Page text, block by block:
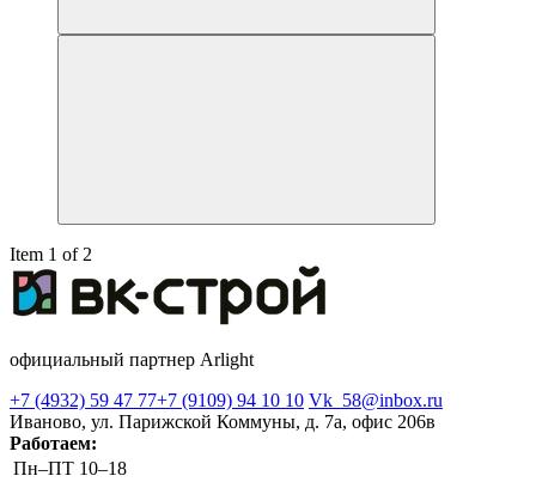
Item 1 of 2
официальный партнер Arlight
+7 (4932) 59 47 77+7 (9109) 94 10 10 Vk_58@inbox.ru
Иваново, ул. Парижской Коммуны, д. 7а, офис 206в
Работаем:
Пн–ПТ 10–18